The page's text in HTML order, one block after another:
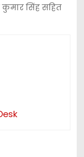
सिंह सहित